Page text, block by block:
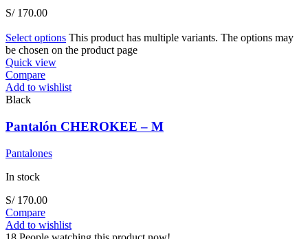
S/170.00
Select options This product has multiple variants. The options may
be chosen on the product page
Quick view
Compare
Add to wishlist
Black
Pantalón CHEROKEE – M
Pantalones
In stock
S/170.00
Compare
Add to wishlist